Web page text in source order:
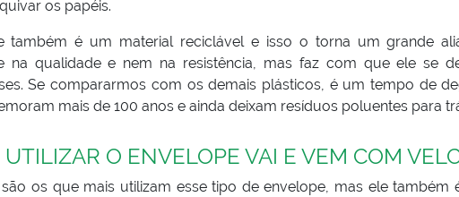
os papéis.
também é um material reciclável e isso o torna um grande
na qualidade e nem na resistência, mas faz com que ele se
Se compararmos com os demais plásticos, é um tempo de
mais de 100 anos e ainda deixam resíduos poluentes para
O ENVELOPE VAI E VEM COM
os que mais utilizam esse tipo de envelope, mas ele também